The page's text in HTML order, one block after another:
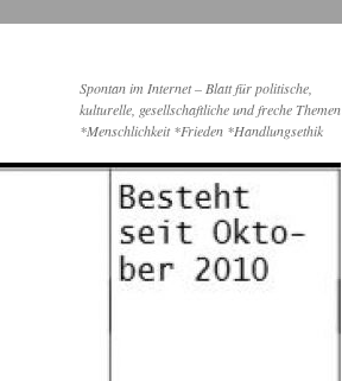
Spontan im Internet – Blatt für politische,
kulturelle, gesellschaftliche und freche Themen
*Menschlichkeit *Frieden *Handlungsethik